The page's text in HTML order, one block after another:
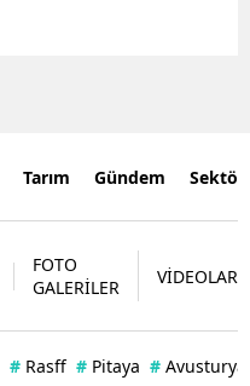
Tarım Gündem
FOTO
GALERİLER
VİDEOLAR
# Rasff # Pitaya # Avusturya